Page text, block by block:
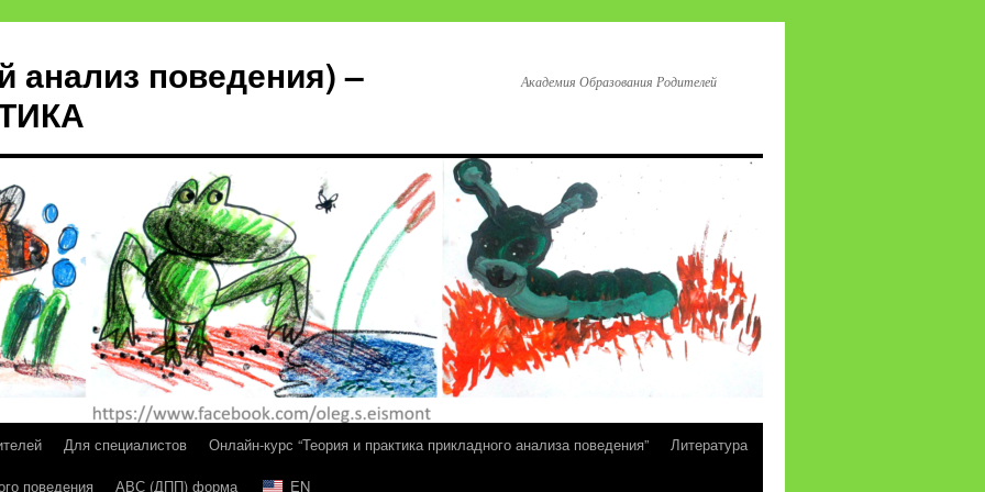
анализ поведения) –
Академия Образования Родителей
Для специалистов Онлайн-курс “Теория и практика прикладного анализа поведения”
Литература
поведения АВС (ДПП) форма EN